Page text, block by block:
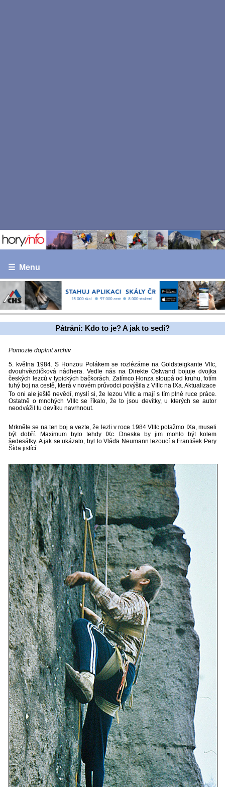
☰ Menu
Pátrání: Kdo to je? A jak to sedí?
Pomozte doplnit archiv
5. května 1984. S Honzou Polákem se rozlézáme na Goldsteigkante VIIc,
dvouhvězdičková nádhera. Vedle nás na Direkte Ostwand bojuje dvojka
českých lezců v typických bačkorách. Zatímco Honza stoupá od kruhu, fotím
tuhý boj na cestě, která v novém průvodci povýšila z VIIIc na IXa. Aktualizace
To oni ale ještě nevědí, myslí si, že lezou VIIIc a mají s tím plné ruce práce.
Ostatně o mnohých VIIIc se říkalo, že to jsou devítky, u kterých se autor
neodvážil tu devítku navrhnout.
Mrkněte se na ten boj a vezte, že lezli v roce 1984 VIIIc potažmo IXa, museli
být dobří. Maximum bylo tehdy IXc. Dneska by jim mohlo být kolem
šedesátky. A jak se ukázalo, byl to Vláďa Neumann lezoucí a František Pery
Šída jistící.